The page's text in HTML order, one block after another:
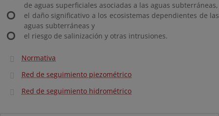
de aguas superficiales asociadas a las aguas subterráneas,
el daño significativo a los ecosistemas dependientes de las
aguas subterráneas y
el riesgo de salinización y otras intrusiones.
Normativa
Red de seguimiento piezométrico
Red de seguimiento hidrométrico